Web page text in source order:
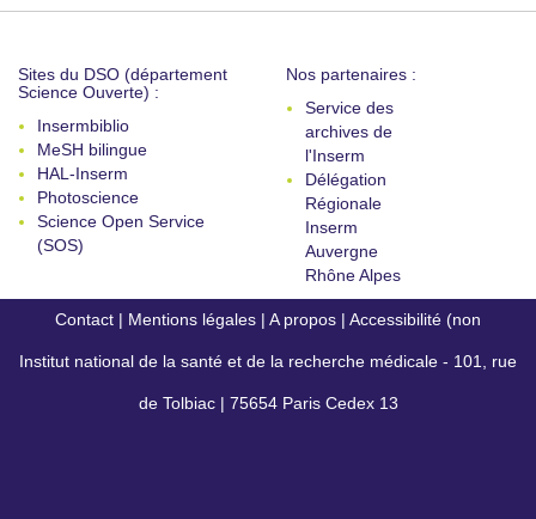
Sites du DSO (département
Science Ouverte) :
Insermbiblio
MeSH bilingue
HAL-Inserm
Photoscience
Science Open Service
(SOS)
Nos partenaires :
Service des
archives de
l'Inserm
Délégation
Régionale
Inserm
Auvergne
Rhône Alpes
Contact | Mentions légales | A propos | Accessibilité (non
conforme)
Institut national de la santé et de la recherche médicale - 101, rue
de Tolbiac | 75654 Paris Cedex 13